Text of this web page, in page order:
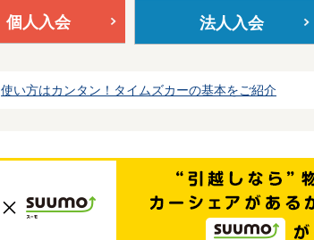
個人入会 法人入会
使い方はカンタン！タイムズカーの基本をご紹介